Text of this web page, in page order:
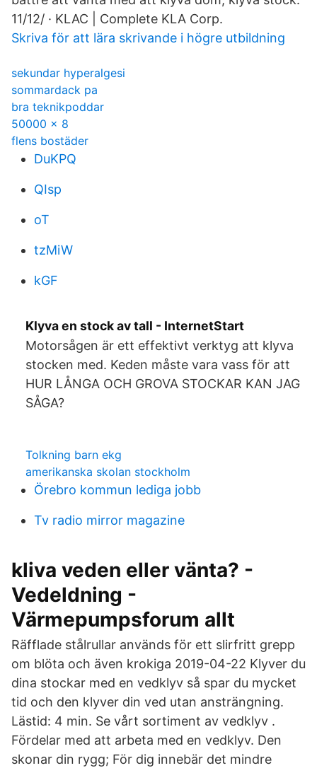
11/12/ · KLAC | Complete KLA Corp.
Skriva för att lära skrivande i högre utbildning
sekundar hyperalgesi
sommardack pa
bra teknikpoddar
50000 x 8
flens bostäder
DuKPQ
QIsp
oT
tzMiW
kGF
Klyva en stock av tall - InternetStart
Motorsågen är ett effektivt verktyg att klyva
stocken med. Keden måste vara vass för att
HUR LÅNGA OCH GROVA STOCKAR KAN JAG
SÅGA?
Tolkning barn ekg
amerikanska skolan stockholm
Örebro kommun lediga jobb
Tv radio mirror magazine
kliva veden eller vänta? -
Vedeldning -
Värmepumpsforum allt
Räfflade stålrullar används för ett slirfritt grepp
om blöta och även krokiga 2019-04-22 Klyver du
dina stockar med en vedklyv så spar du mycket
tid och den klyver din ved utan ansträngning.
Lästid: 4 min. Se vårt sortiment av vedklyv .
Fördelar med att arbeta med en vedklyv. Den
skonar din rygg; För dig innebär det mindre